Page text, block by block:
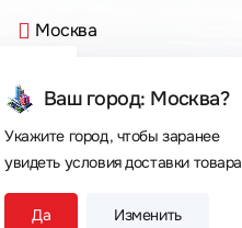
Москва
Ваш город: Москва?
Укажите город, чтобы заранее
увидеть условия доставки товара
Да Изменить
Сегодня покупают